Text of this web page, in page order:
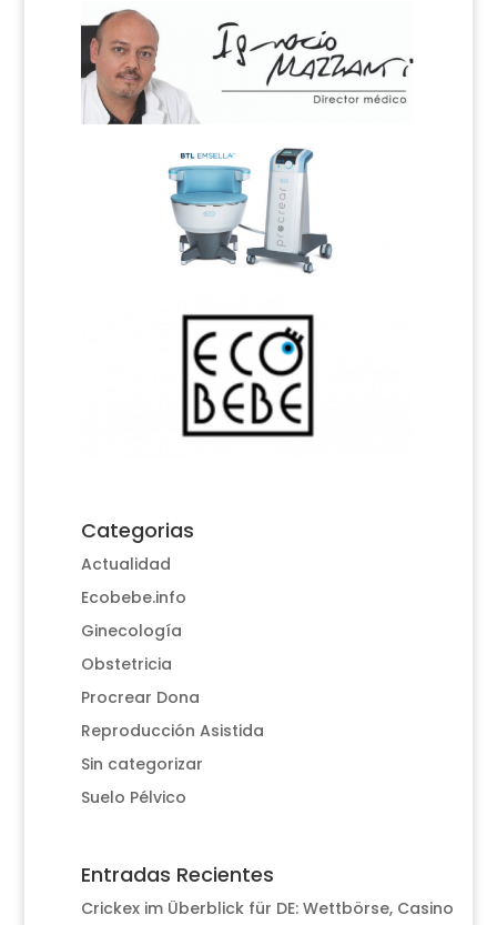
Categorias
Actualidad
Ecobebe.info
Ginecología
Obstetricia
Procrear Dona
Reproducción Asistida
Sin categorizar
Suelo Pélvico
Entradas Recientes
Crickex im Überblick für DE: Wettbörse, Casino